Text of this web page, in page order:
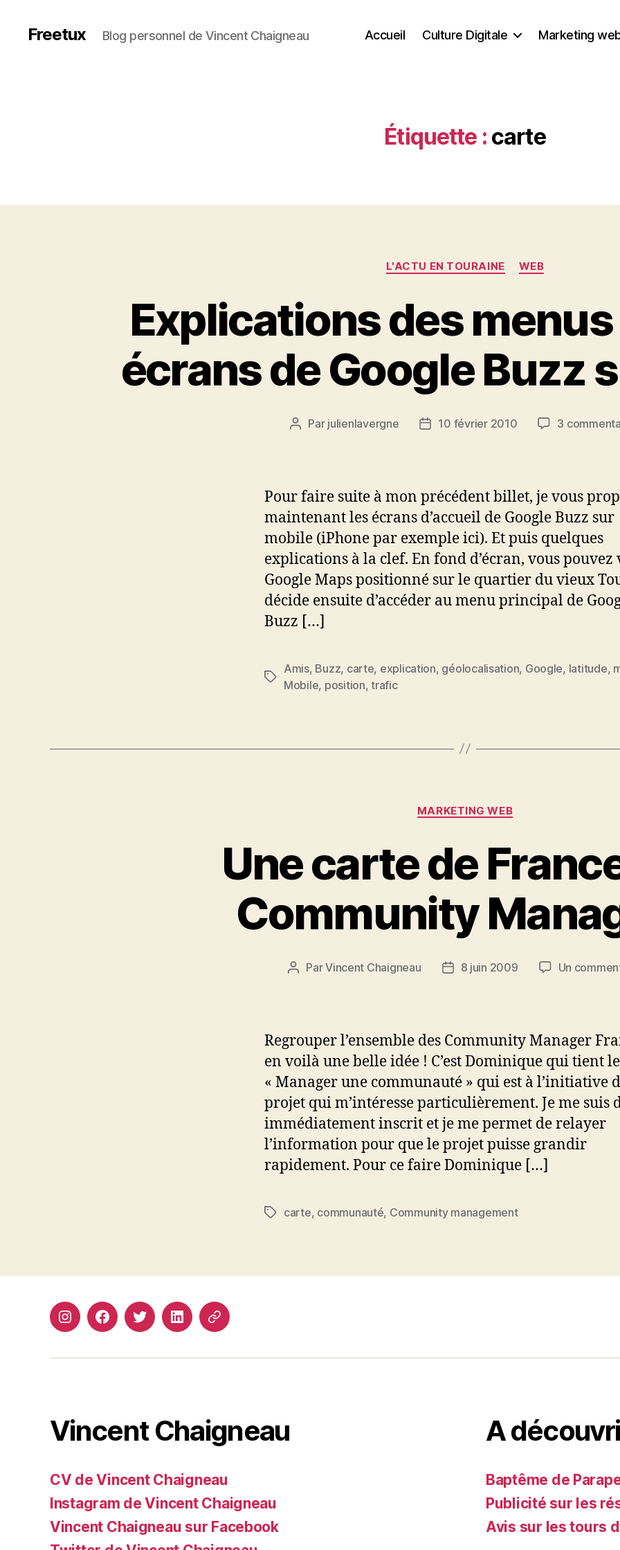
Freetux Blog personnel de Vincent Chaigneau Accueil Culture Digitale Marketing
Étiquette : carte
Catégories
L'ACTU EN TOURAINE WEB
Explications des
écrans de Google Buzz
Auteur
Par julienlavergne
Date10 février 2010 3
Pour faire suite à mon précédent billet, je vous
maintenant les écrans d’accueil de Google Buzz sur
mobile (iPhone par exemple ici). Et puis quelques
explications à la clef. En fond d’écran, vous pouvez
Google Maps positionné sur le quartier du vieux
décide ensuite d’accéder au menu principal de
Buzz […]
Étiquettes
Amis, Buzz, carte, explication, géolocalisation, Google, latitude,
Mobile, position,trafic
Catégories
MARKETING WEB
Une carte de
Community
Auteur
ParVincent Chaigneau
Date8 juin 2009 Un
Regrouper l’ensemble des Community Manager
en voilà une belle idée ! C’est Dominique qui tient
« Manager une communauté » qui est à l’initiative
projet qui m’intéresse particulièrement. Je me suis
immédiatement inscrit et je me permet de relayer
l’information pour que le projet puisse grandir
rapidement. Pour ce faire Dominique […]
Étiquettes
carte, communauté, Community management
InstagramFacebookTwitterLinkedinSite
Vincent Chaigneau
CV de Vincent Chaigneau
Instagram de Vincent Chaigneau
Vincent Chaigneau sur Facebook
A
Baptême de
Publicité sur les
Avis sur les tours